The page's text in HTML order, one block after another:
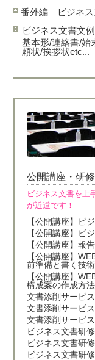
番外編 ビジネス
ビジネス文書文
基本形/連絡書/始
頼状/挨拶状etc...
公開講座・研
ビジネス文書を上
が近道です！
【公開講座】ビ
【公開講座】ビ
【公開講座】報
【公開講座】
前準備と書く技
【公開講座】
構成案の作成方法
文書添削サービ
文書添削サービ
文書添削サービ
ビジネス文書研
ビジネス文書研
ビジネス文書研